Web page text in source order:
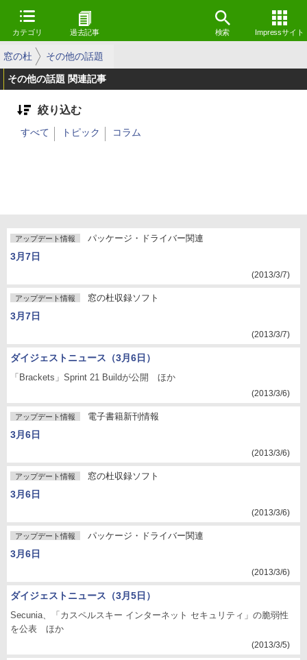
カテゴリ 過去記事 検索 Impressサイト
窓の杜 その他の話題
その他の話題 関連記事
絞り込む
すべて トピック コラム
アップデート情報 パッケージ・ドライバー関連
3月7日
(2013/3/7)
アップデート情報 窓の杜収録ソフト
3月7日
(2013/3/7)
ダイジェストニュース（3月6日）
「Brackets」Sprint 21 Buildが公開 ほか
(2013/3/6)
アップデート情報 電子書籍新刊情報
3月6日
(2013/3/6)
アップデート情報 窓の杜収録ソフト
3月6日
(2013/3/6)
アップデート情報 パッケージ・ドライバー関連
3月6日
(2013/3/6)
ダイジェストニュース（3月5日）
Secunia、「カスペルスキー インターネット セキュリティ」の脆弱性
を公表 ほか
(2013/3/5)